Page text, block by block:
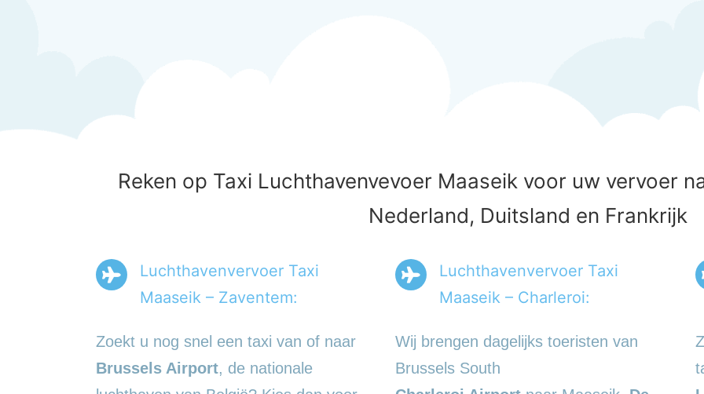
Reken op Taxi Luchthavenvevoer Maaseik voor uw vervoer
Nederland, Duitsland en Frankrijk
Luchthavenvervoer Taxi
Maaseik – Zaventem:
Zoekt u nog snel een taxi van of naar
Brussels Airport, de nationale
Luchthavenvervoer Taxi
Maaseik – Charleroi:
Wij brengen dagelijks toeristen van
Brussels South